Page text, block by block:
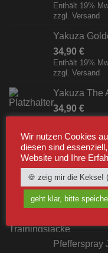
Enthält 19%
zzgl. Versand
Yakuza
34,90 €
Enthält 19%
zzgl. Versand
Yakuza The
34,90 €
Enthält 19%
BESTSELLER
Label23
Schwarz/
Pfefferspray
Wir nutzen Cookies
diesen sind
Website und Ihre
🍪 zeig mir die Kekse!
geht klar, bitte